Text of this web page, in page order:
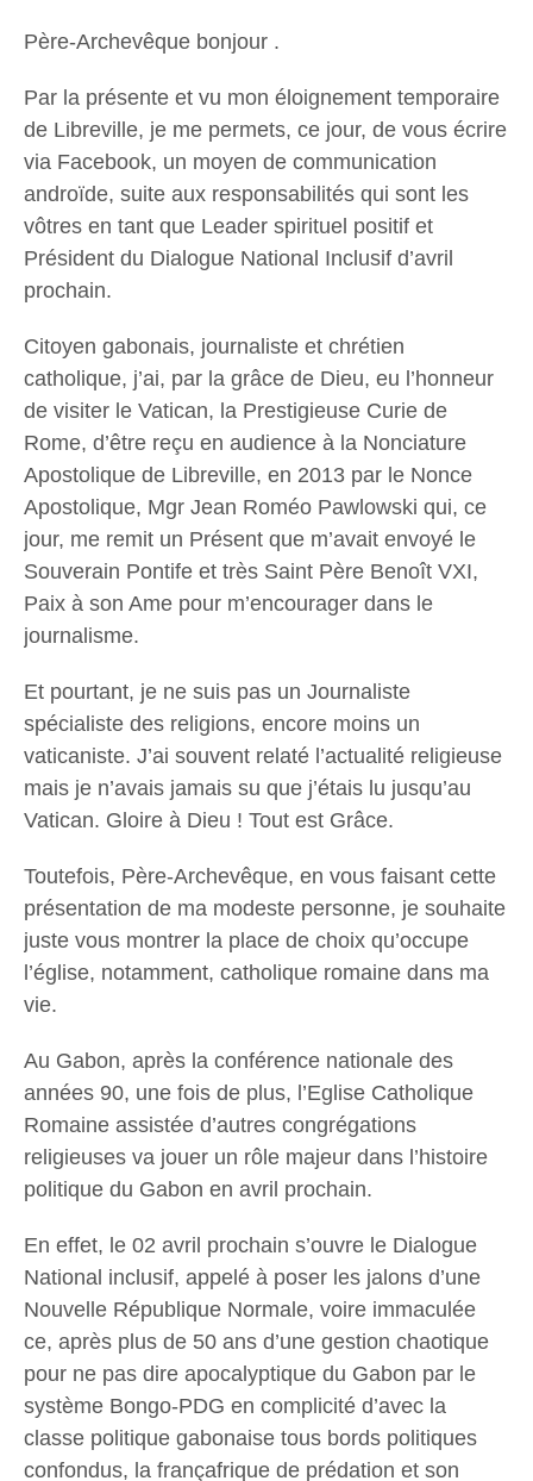
Père-Archevêque bonjour .
Par la présente et vu mon éloignement temporaire
de Libreville, je me permets, ce jour, de vous écrire
via Facebook, un moyen de communication
androïde, suite aux responsabilités qui sont les
vôtres en tant que Leader spirituel positif et
Président du Dialogue National Inclusif d’avril
prochain.
Citoyen gabonais, journaliste et chrétien
catholique, j’ai, par la grâce de Dieu, eu l’honneur
de visiter le Vatican, la Prestigieuse Curie de
Rome, d’être reçu en audience à la Nonciature
Apostolique de Libreville, en 2013 par le Nonce
Apostolique, Mgr Jean Roméo Pawlowski qui, ce
jour, me remit un Présent que m’avait envoyé le
Souverain Pontife et très Saint Père Benoît VXI,
Paix à son Ame pour m’encourager dans le
journalisme.
Et pourtant, je ne suis pas un Journaliste
spécialiste des religions, encore moins un
vaticaniste. J’ai souvent relaté l’actualité religieuse
mais je n’avais jamais su que j’étais lu jusqu’au
Vatican. Gloire à Dieu ! Tout est Grâce.
Toutefois, Père-Archevêque, en vous faisant cette
présentation de ma modeste personne, je souhaite
juste vous montrer la place de choix qu’occupe
l’église, notamment, catholique romaine dans ma
vie.
Au Gabon, après la conférence nationale des
années 90, une fois de plus, l’Eglise Catholique
Romaine assistée d’autres congrégations
religieuses va jouer un rôle majeur dans l’histoire
politique du Gabon en avril prochain.
En effet, le 02 avril prochain s’ouvre le Dialogue
National inclusif, appelé à poser les jalons d’une
Nouvelle République Normale, voire immaculée
ce, après plus de 50 ans d’une gestion chaotique
pour ne pas dire apocalyptique du Gabon par le
système Bongo-PDG en complicité d’avec la
classe politique gabonaise tous bords politiques
confondus, la françafrique de prédation et son